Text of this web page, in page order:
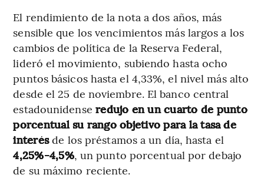
El rendimiento de la nota a dos años, más
sensible que los vencimientos más largos a los
cambios de política de la Reserva Federal,
lideró el movimiento, subiendo hasta ocho
puntos básicos hasta el 4,33%, el nivel más alto
desde el 25 de noviembre. El banco central
estadounidense redujo en un cuarto de punto
porcentual su rango objetivo para la tasa de
interésde los préstamos a un día, hasta el
4,25%-4,5%, un punto porcentual por debajo
de su máximo reciente.